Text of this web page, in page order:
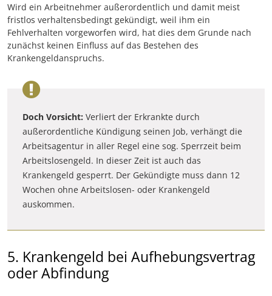
Wird ein Arbeitnehmer außerordentlich und damit meist
fristlos verhaltensbedingt gekündigt, weil ihm ein
Fehlverhalten vorgeworfen wird, hat dies dem Grunde nach
zunächst keinen Einfluss auf das Bestehen des
Krankengeldanspruchs.
Doch Vorsicht: Verliert der Erkrankte durch
außerordentliche Kündigung seinen Job, verhängt die
Arbeitsagentur in aller Regel eine sog. Sperrzeit beim
Arbeitslosengeld. In dieser Zeit ist auch das
Krankengeld gesperrt. Der Gekündigte muss dann 12
Wochen ohne Arbeitslosen- oder Krankengeld
auskommen.
5. Krankengeld bei Aufhebungsvertrag
oder Abfindung